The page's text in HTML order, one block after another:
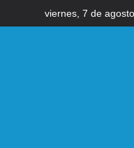
al
viernes, 7 de